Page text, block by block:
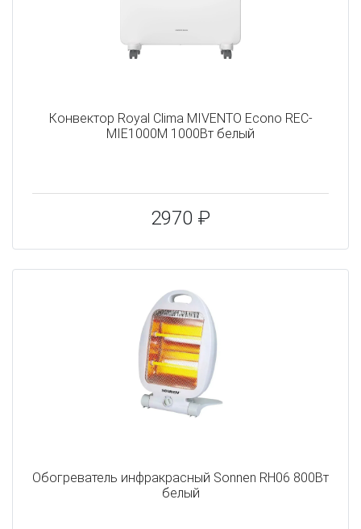
Конвектор Royal Clima MIVENTO Econo REC-
MIE1000M 1000Вт белый
2970 ₽
Обогреватель инфракрасный Sonnen RH06 800Вт
белый